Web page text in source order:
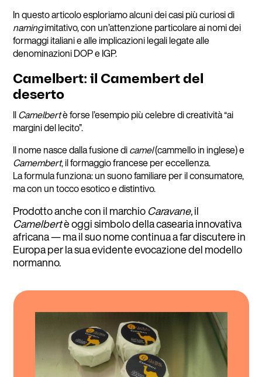
In questo articolo esploriamo alcuni dei casi più curiosi di
namingimitativo, con un’attenzione particolare ai nomi dei
formaggi italiani e alle implicazioni legali legate alle
denominazioni DOP e IGP.
Camelbert: il Camembert del
deserto
IlCamelbertè forse l’esempio più celebre di creatività “ai
margini del lecito”.
Il nome nasce dalla fusione dicamel(cammello in inglese) e
Camembert, il formaggio francese per eccellenza.
La formula funziona: un suono familiare per il consumatore,
ma con un tocco esotico e distintivo.
Prodotto anche con il marchioCaravane, il
Camelbertè oggi simbolo della casearia innovativa
africana — ma il suo nome continua a far discutere in
Europa per la sua evidente evocazione del modello
normanno.